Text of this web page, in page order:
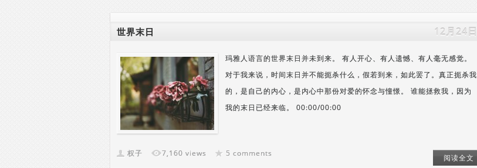
世界末日 12月24日
玛雅人语言的世界末日并未到来。 有人开心、有人遗憾、有人毫无感觉。
对于我来说，时间末日并不能扼杀什么，假若到来，如此罢了。真正扼杀我
的，是自己的内心，是内心中那份对爱的怀念与憧憬。 谁能拯救我，因为
我的末日已经来临。 00:00/00:00
权子 7,160 views 5 comments 阅读全文